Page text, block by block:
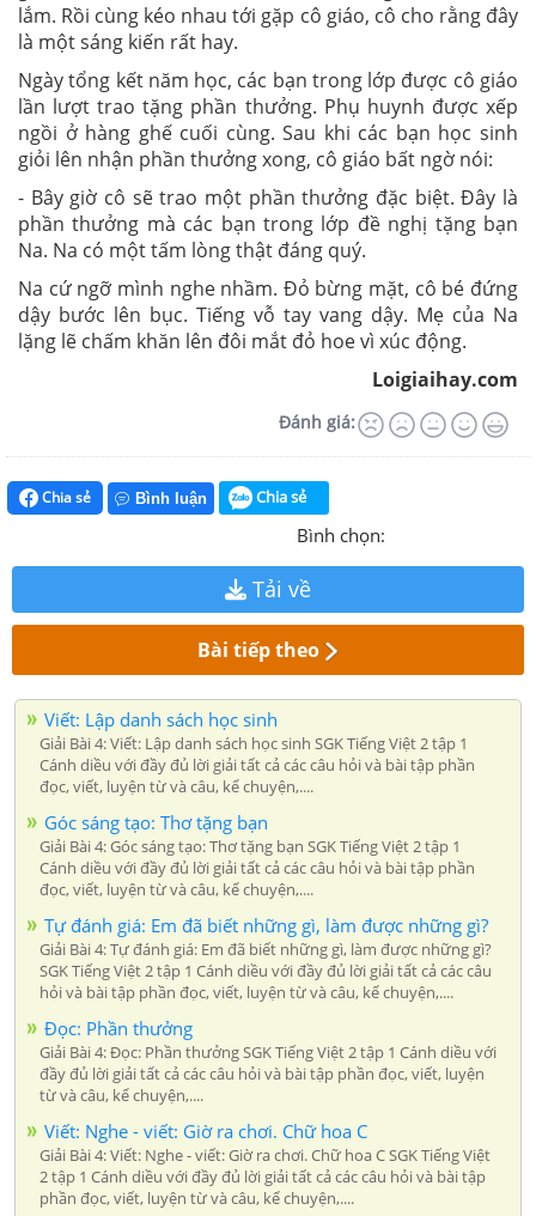
lắm. Rồi cùng kéo nhau tới gặp cô giáo, cô cho rằng đây
là một sáng kiến rất hay.
Ngày tổng kết năm học, các bạn trong lớp được cô giáo
lần lượt trao tặng phần thưởng. Phụ huynh được xếp
ngồi ở hàng ghế cuối cùng. Sau khi các bạn học sinh
giỏi lên nhận phần thưởng xong, cô giáo bất ngờ nói:
- Bây giờ cô sẽ trao một phần thưởng đặc biệt. Đây là
phần thưởng mà các bạn trong lớp đề nghị tặng bạn
Na. Na có một tấm lòng thật đáng quý.
Na cứ ngỡ mình nghe nhầm. Đỏ bừng mặt, cô bé đứng
dậy bước lên bục. Tiếng vỗ tay vang dậy. Mẹ của Na
lặng lẽ chấm khăn lên đôi mắt đỏ hoe vì xúc động.
Loigiaihay.com
Đánh giá:
Chia sẻ Bình luận Chia sẻ
Bình chọn:
Tải về
Bài tiếp theo
Viết: Lập danh sách học sinh
Giải Bài 4: Viết: Lập danh sách học sinh SGK Tiếng Việt 2 tập 1
Cánh diều với đầy đủ lời giải tất cả các câu hỏi và bài tập phần
đọc, viết, luyện từ và câu, kể chuyện,....
Góc sáng tạo: Thơ tặng bạn
Giải Bài 4: Góc sáng tạo: Thơ tặng bạn SGK Tiếng Việt 2 tập 1
Cánh diều với đầy đủ lời giải tất cả các câu hỏi và bài tập phần
đọc, viết, luyện từ và câu, kể chuyện,....
Tự đánh giá: Em đã biết những gì, làm được những gì?
Giải Bài 4: Tự đánh giá: Em đã biết những gì, làm được những gì?
SGK Tiếng Việt 2 tập 1 Cánh diều với đầy đủ lời giải tất cả các câu
hỏi và bài tập phần đọc, viết, luyện từ và câu, kể chuyện,....
Đọc: Phần thưởng
Giải Bài 4: Đọc: Phần thưởng SGK Tiếng Việt 2 tập 1 Cánh diều với
đầy đủ lời giải tất cả các câu hỏi và bài tập phần đọc, viết, luyện
từ và câu, kể chuyện,....
Viết: Nghe - viết: Giờ ra chơi. Chữ hoa C
Giải Bài 4: Viết: Nghe - viết: Giờ ra chơi. Chữ hoa C SGK Tiếng Việt
2 tập 1 Cánh diều với đầy đủ lời giải tất cả các câu hỏi và bài tập
phần đọc, viết, luyện từ và câu, kể chuyện,....